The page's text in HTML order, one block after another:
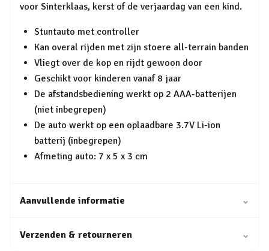
voor Sinterklaas, kerst of de verjaardag van een kind.
Stuntauto met controller
Kan overal rijden met zijn stoere all-terrain banden
Vliegt over de kop en rijdt gewoon door
Geschikt voor kinderen vanaf 8 jaar
De afstandsbediening werkt op 2 AAA-batterijen
(niet inbegrepen)
De auto werkt op een oplaadbare 3.7V Li-ion
batterij (inbegrepen)
Afmeting auto: 7 x 5 x 3 cm
Aanvullende informatie ⌄
Verzenden & retourneren ⌄